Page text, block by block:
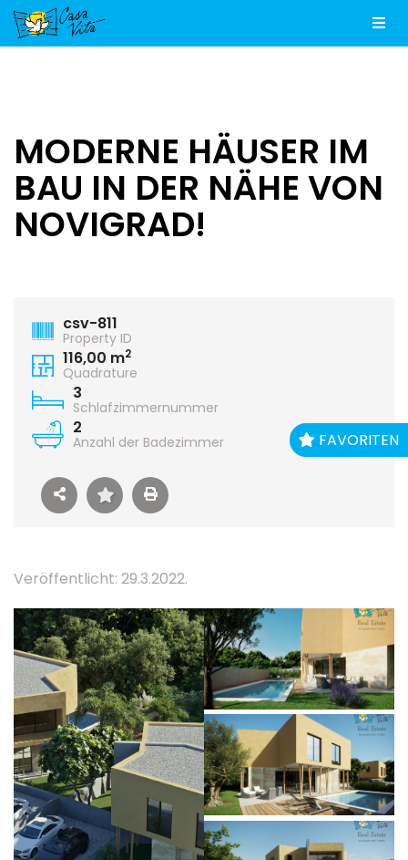
FAVORITEN
MODERNE HÄUSER IM
BAU IN DER NÄHE VON
NOVIGRAD!
csv-811
Property ID
116,00 m2
Quadrature
3
Schlafzimmernummer
2
Anzahl der Badezimmer
Veröffentlicht: 29.3.2022.